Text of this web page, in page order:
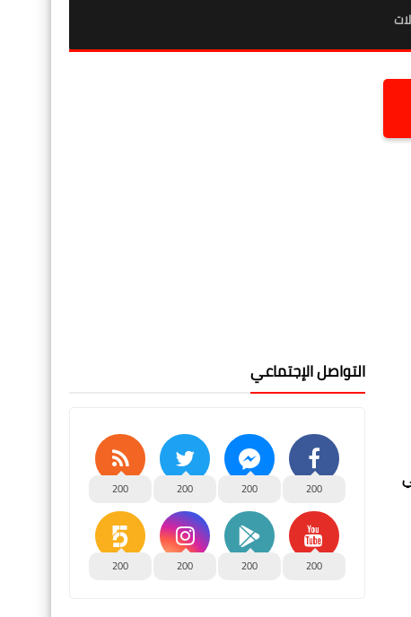
التواصل الإجتماعي
200
200
200
200
200
200
200
200